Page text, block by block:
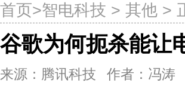
首页>智电科技 > 其他 >
谷歌为何扼杀能让
来源：腾讯科技 作者：冯涛